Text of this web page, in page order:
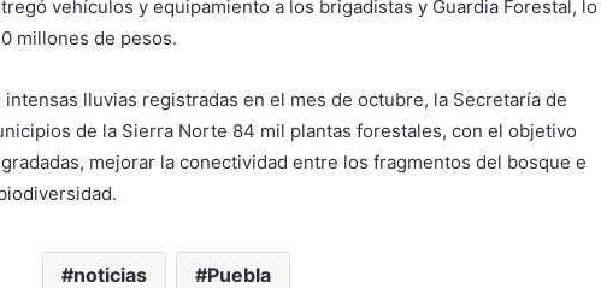
vehículos y equipamiento a los brigadistas y Guardia Forestal, lo
millones de pesos.
lluvias registradas en el mes de octubre, la Secretaría de
de la Sierra Norte 84 mil plantas forestales, con el objetivo
mejorar la conectividad entre los fragmentos del bosque e
noticias Puebla